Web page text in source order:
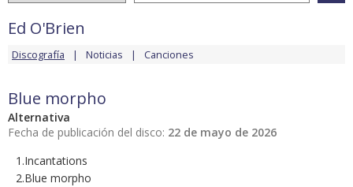
Ed O'Brien
Discografía Noticias Canciones
Blue morpho
Alternativa
Fecha de publicación del disco: 22 de mayo de 2026
1.Incantations
2.Blue morpho